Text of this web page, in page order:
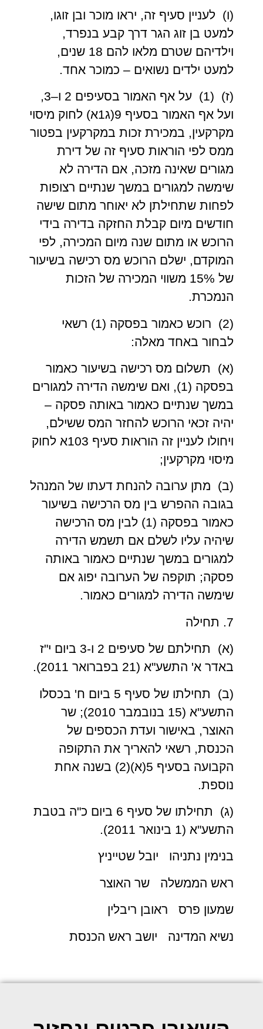
(ו) לעניין סעיף זה, יראו מוכר ובן זוגו,
למעט בן זוג הגר דרך קבע בנפרד,
וילדיהם שטרם מלאו להם 18 שנים,
למעט ילדים נשואים – כמוכר אחד.
(ז) (1) על אף האמור בסעיפים 2 ו–3,
ועל אף האמור בסעיף 9(ג1א) לחוק מיסוי
מקרקעין, במכירת זכות במקרקעין בפטור
ממס לפי הוראות סעיף זה של דירת
מגורים שאינה מזכה, אם הדירה לא
שימשה למגורים במשך שנתיים רצופות
לפחות שתחילתן לא יאוחר מתום שישה
חודשים מיום קבלת החזקה בדירה בידי
הרוכש או מתום שנה מיום המכירה, לפי
המוקדם, ישלם הרוכש מס רכישה בשיעור
של 15% משווי המכירה של הזכות
הנמכרת.
(2) רוכש כאמור בפסקה (1) רשאי
לבחור באחד מאלה:
(א) תשלום מס רכישה בשיעור כאמור
בפסקה (1), ואם שימשה הדירה למגורים
במשך שנתיים כאמור באותה פסקה –
יהיה זכאי הרוכש להחזר המס ששילם,
ויחולו לעניין זה הוראות סעיף 103א לחוק
מיסוי מקרקעין;
(ב) מתן ערובה להנחת דעתו של המנהל
בגובה ההפרש בין מס הרכישה בשיעור
כאמור בפסקה (1) לבין מס הרכישה
שיהיה עליו לשלם אם תשמש הדירה
למגורים במשך שנתיים כאמור באותה
פסקה; תוקפה של הערובה יפוג אם
שימשה הדירה למגורים כאמור.
7. תחילה
(א) תחילתם של סעיפים 2 ו-3 ביום י"ז
באדר א' התשע"א (21 בפברואר 2011).
(ב) תחילתו של סעיף 5 ביום ח' בכסלו
התשע"א (15 בנובמבר 2010); שר
האוצר, באישור ועדת הכספים של
הכנסת, רשאי להאריך את התקופה
הקבועה בסעיף 5(א)(2) בשנה אחת
נוספת.
(ג) תחילתו של סעיף 6 ביום כ"ה בטבת
התשע"א (1 בינואר 2011).
בנימין נתניהו יובל שטייניץ
ראש הממשלה שר האוצר
שמעון פרס ראובן ריבלין
נשיא המדינה יושב ראש הכנסת